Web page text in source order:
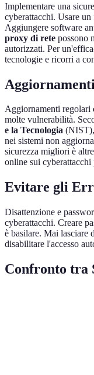
Implementare una
cyberattacchi. Usare
Aggiungere software
proxy di rete possono
autorizzati. Per
tecnologie e ricorri a
Aggiornamenti regolari
molte vulnerabilità.
e la Tecnologia
nei sistemi non
sicurezza migliori è
online sui
Evitare gli
Disattenzione e
cyberattacchi. Creare
è basilare. Mai
disabilitare l'accesso
Confronto tra